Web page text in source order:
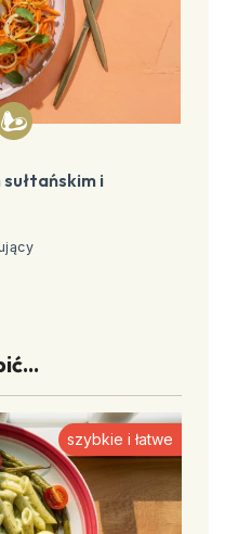
sułtańskim i
szybkie i łatwe